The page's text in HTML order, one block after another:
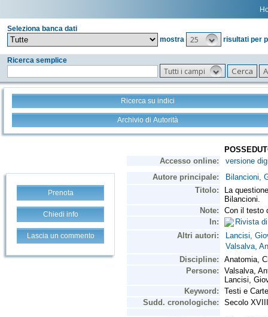
Seleziona banca dati
mostra
25 risultati per
Ricerca semplice
Tutti i campi
Ricerca su indici
Archivio di Autorità
Prenota
Chiedi info
Lascia un commento